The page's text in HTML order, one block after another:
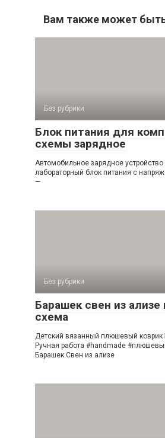
Вам также может быть
Без рубрики
Блок питания для
схемы зарядное
Автомобильное зарядное
лабораторный блок питания с
—
Без рубрики
Барашек свен из
схема
Детский вязанный плюшевый коврик
Ручная работа #handmade
Барашек Свен из ализе